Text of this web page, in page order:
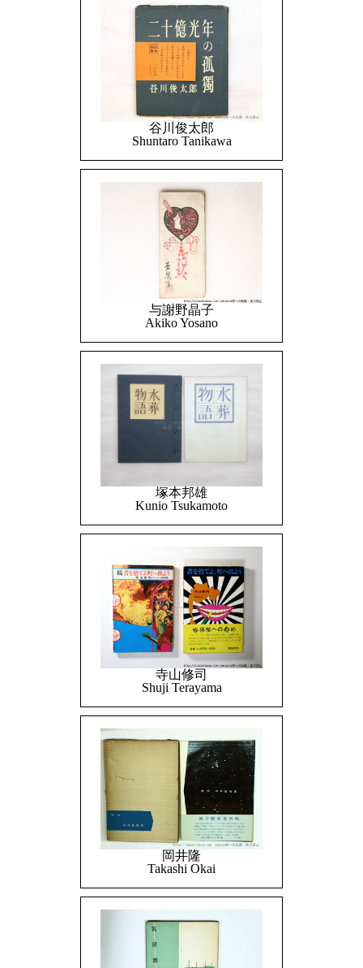
谷川俊太郎
Shuntaro Tanikawa
与謝野晶子
Akiko Yosano
塚本邦雄
Kunio Tsukamoto
寺山修司
Shuji Terayama
岡井隆
Takashi Okai